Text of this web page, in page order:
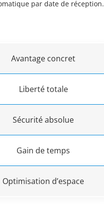
par date de réception.
Avantage concret
Liberté totale
Sécurité absolue
Gain de temps
Optimisation d’espace